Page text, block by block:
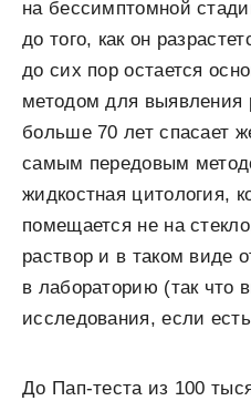
на бессимптомной
до того, как он
до сих пор остается
методом для выявления
больше 70 лет спасает
самым передовым
жидкостная цитология,
помещается не на
раствор и в таком виде
в лабораторию (так что
исследования, если
До Пап-теста из 100